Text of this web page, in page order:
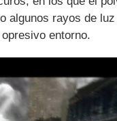
algunos rayos de
entorno.